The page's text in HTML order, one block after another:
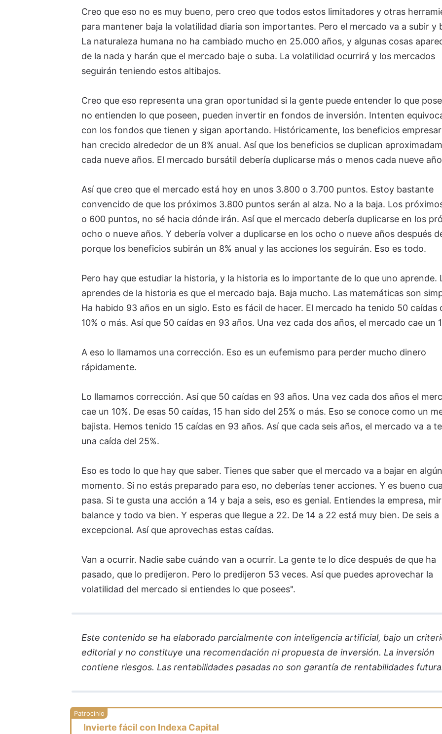
Creo que eso no es muy bueno, pero creo que todos estos limitadores y otras
para mantener baja la volatilidad diaria son importantes. Pero el mercado va a subir y
La naturaleza humana no ha cambiado mucho en 25.000 años, y algunas cosas
de la nada y harán que el mercado baje o suba. La volatilidad ocurrirá y los mercados
seguirán teniendo estos altibajos.
Creo que eso representa una gran oportunidad si la gente puede entender lo que
no entienden lo que poseen, pueden invertir en fondos de inversión. Intenten
con los fondos que tienen y sigan aportando. Históricamente, los beneficios
han crecido alrededor de un 8% anual. Así que los beneficios se duplican
cada nueve años. El mercado bursátil debería duplicarse más o menos cada nueve
Así que creo que el mercado está hoy en unos 3.800 o 3.700 puntos. Estoy bastante
convencido de que los próximos 3.800 puntos serán al alza. No a la baja. Los
o 600 puntos, no sé hacia dónde irán. Así que el mercado debería duplicarse en los
ocho o nueve años. Y debería volver a duplicarse en los ocho o nueve años después
porque los beneficios subirán un 8% anual y las acciones los seguirán. Eso es todo.
Pero hay que estudiar la historia, y la historia es lo importante de lo que uno aprende.
aprendes de la historia es que el mercado baja. Baja mucho. Las matemáticas son
Ha habido 93 años en un siglo. Esto es fácil de hacer. El mercado ha tenido 50 caídas
10% o más. Así que 50 caídas en 93 años. Una vez cada dos años, el mercado cae un
A eso lo llamamos una corrección. Eso es un eufemismo para perder mucho dinero
rápidamente.
Lo llamamos corrección. Así que 50 caídas en 93 años. Una vez cada dos años el
cae un 10%. De esas 50 caídas, 15 han sido del 25% o más. Eso se conoce como un
bajista. Hemos tenido 15 caídas en 93 años. Así que cada seis años, el mercado va a
una caída del 25%.
Eso es todo lo que hay que saber. Tienes que saber que el mercado va a bajar en algún
momento. Si no estás preparado para eso, no deberías tener acciones. Y es bueno
pasa. Si te gusta una acción a 14 y baja a seis, eso es genial. Entiendes la empresa,
balance y todo va bien. Y esperas que llegue a 22. De 14 a 22 está muy bien. De seis a
excepcional. Así que aprovechas estas caídas.
Van a ocurrir. Nadie sabe cuándo van a ocurrir. La gente te lo dice después de que ha
pasado, que lo predijeron. Pero lo predijeron 53 veces. Así que puedes aprovechar la
volatilidad del mercado si entiendes lo que posees".
Este contenido se ha elaborado parcialmente con inteligencia artificial, bajo un
editorial y no constituye una recomendación ni propuesta de inversión. La inversión
contiene riesgos. Las rentabilidades pasadas no son garantía de rentabilidades
Invierte fácil con Indexa Capital